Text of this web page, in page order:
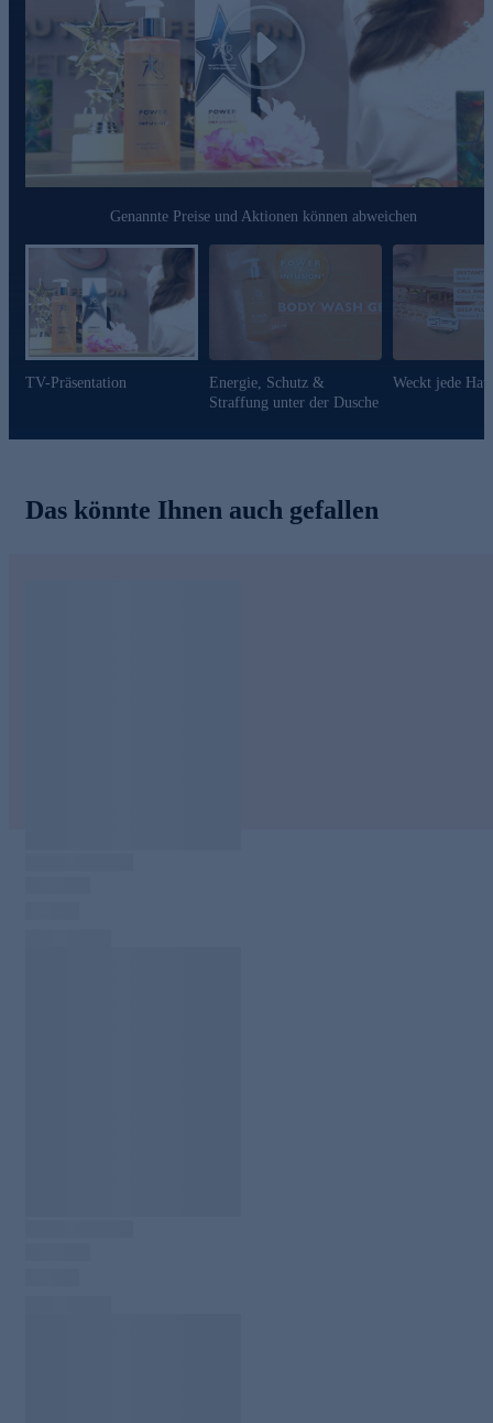
SANFTE REINIGUNGSKOMPONENTEN
• angepasste Schaumstrukturen ermöglichenein merkliches
Pflegeergebniss
• merklich leistungsstark und hautverträglich
Online bestellen und jeden Tag die Haut verwöhnen.
Play
Genannte Preise und Aktionen können abweichen
TV-Präsentation
Energie, Schutz &
Straffung unter der Dusche
Weckt jede
Das könnte Ihnen auch gefallen